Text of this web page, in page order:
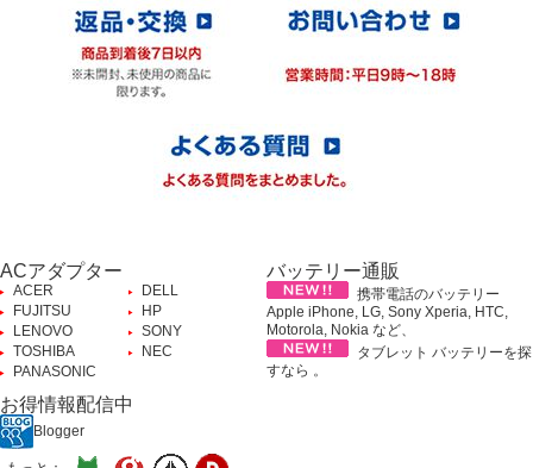
ACアダプター
ACER
DELL
FUJITSU
HP
LENOVO
SONY
TOSHIBA
NEC
PANASONIC
バッテリー通販
携帯電話のバッテリー
Apple iPhone, LG, Sony Xperia, HTC,
Motorola, Nokia など、
タブレット バッテリーを探
すなら 。
お得情報配信中
Blogger